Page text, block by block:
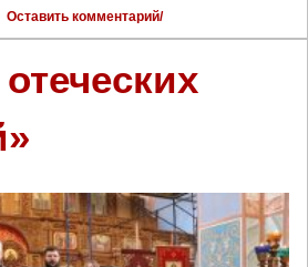
Оставить комментарий/